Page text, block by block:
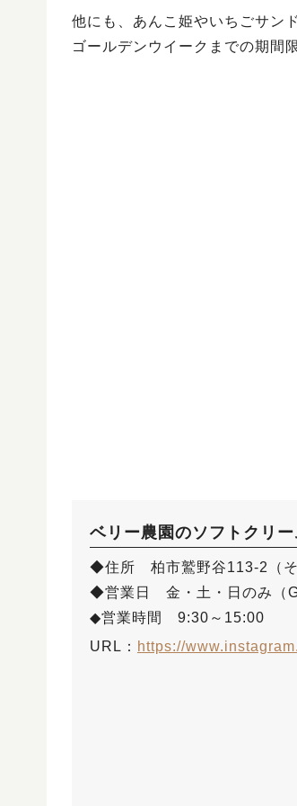
他にも、あんこ姫やいちごサン
ゴールデンウイークまでの期間
ベリー農園のソフトクリ
◆住所 柏市鷲野谷113-2（そ
◆営業日 金・土・日のみ（
◆営業時間 9:30～15:00
URL： https://